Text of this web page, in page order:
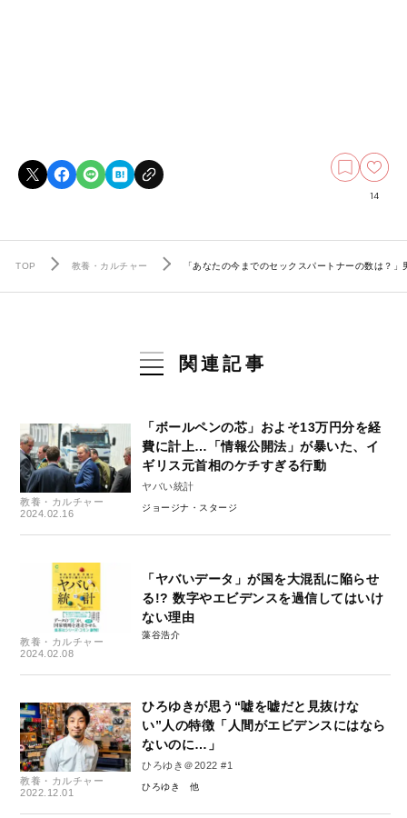
14
TOP 教養・カルチャー 「あなたの今までのセックスパートナーの数は？
関連記事
教養・カルチャー
2024.02.16
「ボールペンの芯」およそ13万円分を経
費に計上…「情報公開法」が暴いた、イ
ギリス元首相のケチすぎる行動
ヤバい統計
ジョージナ・スタージ
教養・カルチャー
2024.02.08
「ヤバいデータ」が国を大混乱に陥らせ
る!? 数字やエビデンスを過信してはいけ
ない理由
藻谷浩介
教養・カルチャー
2022.12.01
ひろゆきが思う“嘘を嘘だと見抜けな
い”人の特徴「人間がエビデンスにはなら
ないのに…」
ひろゆき＠2022 #1
ひろゆき